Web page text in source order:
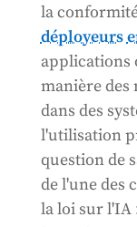
la
déployeurs
applications
manière des
dans des
l'utilisation
question de
de l'une des
la loi sur l'IA